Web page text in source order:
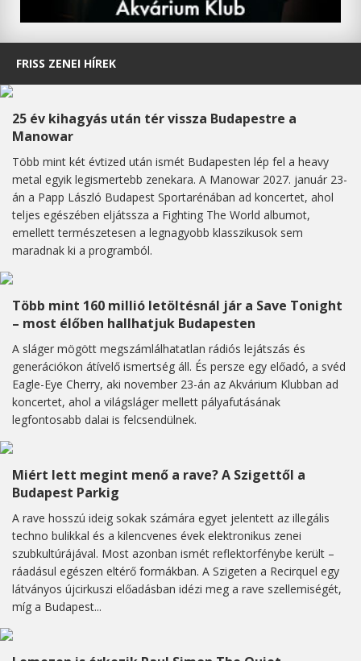
FRISS ZENEI HÍREK
25 év kihagyás után tér vissza Budapestre a
Manowar
Több mint két évtized után ismét Budapesten lép fel a heavy
metal egyik legismertebb zenekara. A Manowar 2027. január 23-
án a Papp László Budapest Sportarénában ad koncertet, ahol
teljes egészében eljátssza a Fighting The World albumot,
emellett természetesen a legnagyobb klasszikusok sem
maradnak ki a programból.
Több mint 160 millió letöltésnál jár a Save Tonight
– most élőben hallhatjuk Budapesten
A sláger mögött megszámlálhatatlan rádiós lejátszás és
generációkon átívelő ismertség áll. És persze egy előadó, a svéd
Eagle-Eye Cherry, aki november 23-án az Akvárium Klubban ad
koncertet, ahol a világsláger mellett pályafutásának
legfontosabb dalai is felcsendülnek.
Miért lett megint menő a rave? A Szigettől a
Budapest Parkig
A rave hosszú ideig sokak számára egyet jelentett az illegális
techno bulikkal és a kilencvenes évek elektronikus zenei
szubkultúrájával. Most azonban ismét reflektorfénybe került –
ráadásul egészen eltérő formákban. A Szigeten a Recirquel egy
látványos újcirkuszi előadásban idézi meg a rave szellemiségét,
míg a Budapest...